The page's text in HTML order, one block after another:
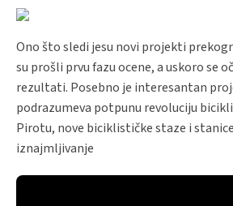
Ono što sledi jesu novi projekti
su prošli prvu fazu ocene, a uskoro se
rezultati. Posebno je interesantan
podrazumeva potpunu revoluciju
Pirotu, nove biciklističke staze i
iznajmljivanje